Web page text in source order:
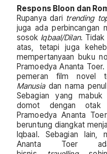
Respons Bloon dan
Rupanya dari trending
juga ada perbincangan
sosok Iqbaal/Dilan. Tidak
atas, tetapi juga
mempertanyaan buku
Pramoedya Ananta
pemeran film novel
Manusiadan nama
Sebagian yang
domot dengan otak
Pramoedya Ananta
beruntung diangkat
Iqbaal. Sebagian lain,
Ananta Toer